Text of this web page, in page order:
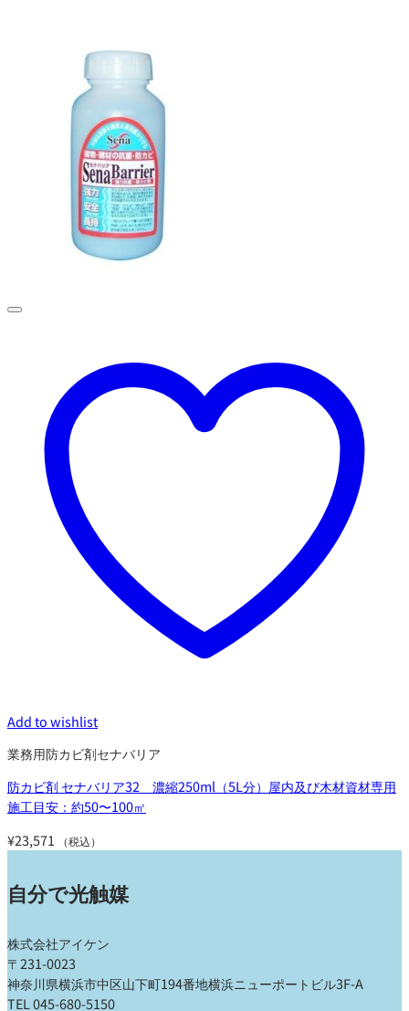
Add to wishlist
業務用防カビ剤セナバリア
防カビ剤 セナバリア32 濃縮250ml（5L分）屋内及び木材資材専用
施工目安：約50〜100㎡
¥23,571 （税込）
自分で光触媒
株式会社アイケン
〒231-0023
神奈川県横浜市中区山下町194番地横浜ニューポートビル3F-A
TEL 045-680-5150